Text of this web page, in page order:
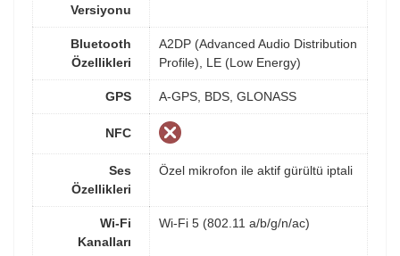
Versiyonu
Bluetooth
Özellikleri
A2DP (Advanced Audio Distribution
Profile), LE (Low Energy)
GPS A-GPS, BDS, GLONASS
NFC
Ses
Özellikleri
Özel mikrofon ile aktif gürültü iptali
Wi-Fi
Kanalları
Wi-Fi 5 (802.11 a/b/g/n/ac)